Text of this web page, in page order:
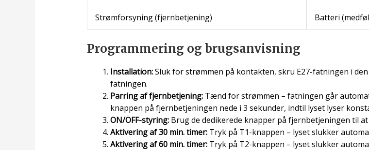
Strømforsyning (fjernbetjening) Batteri
Programmering og brugsanvisning
Installation:Sluk for strømmen på kontakten, skru E27-fatningen i
fatningen.
Parring af fjernbetjening:Tænd for strømmen – fatningen går
knappen på fjernbetjeningen nede i 3 sekunder, indtil lyset lyser
ON/OFF-styring:Brug de dedikerede knapper på fjernbetjeningen til
Aktivering af 30 min. timer:Tryk på T1-knappen – lyset slukker
Aktivering af 60 min. timer:Tryk på T2-knappen – lyset slukker